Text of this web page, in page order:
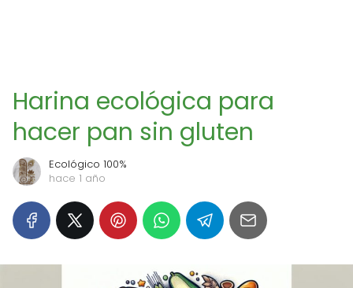
Harina ecológica para
hacer pan sin gluten
Ecológico 100%
hace 1 año